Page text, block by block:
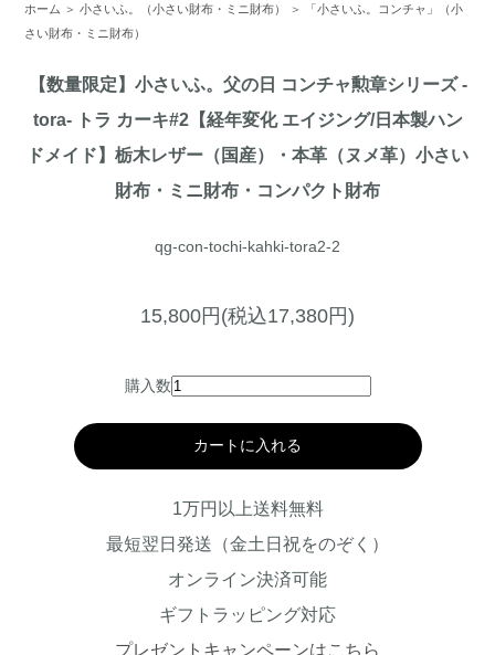
ホーム ＞小さいふ。（小さい財布・ミニ財布） ＞
「小さいふ。コンチャ」（小
さい財布・ミニ財布）
【数量限定】小さいふ。父の日 コンチャ勲章シリーズ -
tora- トラ カーキ#2【経年変化 エイジング/日本製ハン
ドメイド】栃木レザー（国産）・本革（ヌメ革）小さい
財布・ミニ財布・コンパクト財布
qg-con-tochi-kahki-tora2-2
15,800円(税込17,380円)
購入数
カートに入れる
1万円以上送料無料
最短翌日発送（金土日祝をのぞく）
オンライン決済可能
ギフトラッピング対応
プレゼントキャンペーンはこちら